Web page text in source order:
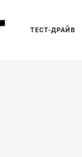
ТЕСТ-ДРАЙВ